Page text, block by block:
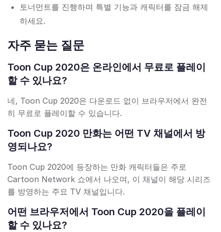
토너먼트를 진행하며 특별 기능과 캐릭터를 잠금 해제
하세요.
자주 묻는 질문
Toon Cup 2020은 온라인에서 무료로 플레이
할 수 있나요?
네, Toon Cup 2020은 다운로드 없이 브라우저에서 완전
히 무료로 플레이할 수 있습니다.
Toon Cup 2020 만화는 어떤 TV 채널에서 방
영되나요?
Toon Cup 2020에 등장하는 만화 캐릭터들은 주로
Cartoon Network 쇼에서 나오며, 이 채널이 해당 시리즈
를 방영하는 주요 TV 채널입니다.
어떤 브라우저에서 Toon Cup 2020을 플레이
할 수 있나요?